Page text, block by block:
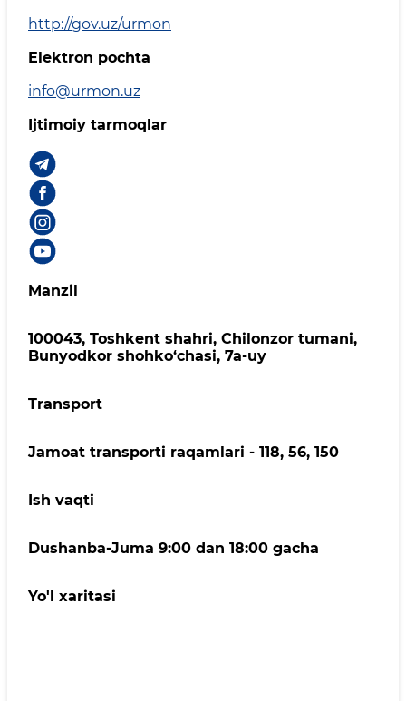
http://gov.uz/urmon
Elektron pochta
info@urmon.uz
Ijtimoiy tarmoqlar
Manzil
100043, Toshkent shahri, Chilonzor tumani,
Bunyodkor shohko‘chasi, 7a-uy
Transport
Jamoat transporti raqamlari - 118, 56, 150
Ish vaqti
Dushanba-Juma 9:00 dan 18:00 gacha
Yo'l xaritasi